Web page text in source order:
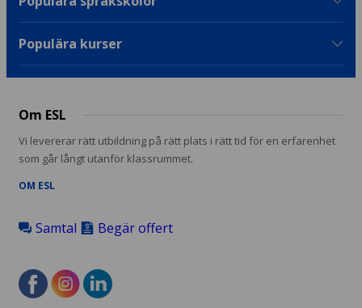
Populära kurser
Om ESL
Vi levererar rätt utbildning på rätt plats i rätt tid för en erfarenhet
som går långt utanför klassrummet.
OM ESL
Samtal Begär offert